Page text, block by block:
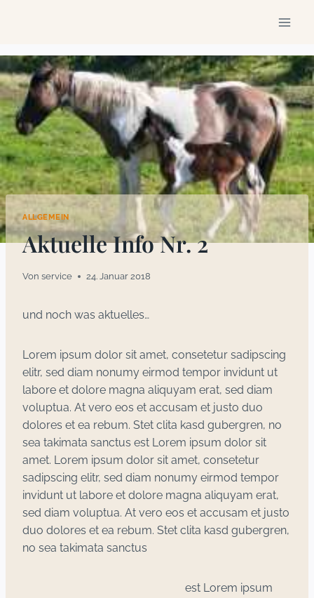
ALLGEMEIN
Aktuelle Info Nr. 2
Von service 24. Januar 2018
und noch was aktuelles…
Lorem ipsum dolor sit amet, consetetur sadipscing
elitr, sed diam nonumy eirmod tempor invidunt ut
labore et dolore magna aliquyam erat, sed diam
voluptua. At vero eos et accusam et justo duo
dolores et ea rebum. Stet clita kasd gubergren, no
sea takimata sanctus est Lorem ipsum dolor sit
amet. Lorem ipsum dolor sit amet, consetetur
sadipscing elitr, sed diam nonumy eirmod tempor
invidunt ut labore et dolore magna aliquyam erat,
sed diam voluptua. At vero eos et accusam et justo
duo dolores et ea rebum. Stet clita kasd gubergren,
no sea takimata sanctus
est Lorem ipsum